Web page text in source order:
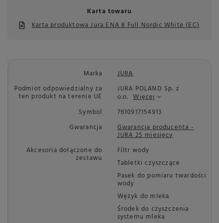
Karta towaru
Karta produktowa Jura ENA 8 Full Nordic White (EC)
Marka
JURA
Podmiot odpowiedzialny za
ten produkt na terenie UE
JURA POLAND Sp. z
o.o. Więcej
Symbol
7610917154913
Gwarancja
Gwarancja producenta -
JURA 25 miesięcy
Akcesoria dołączone do
zestawu
Filtr wody
Tabletki czyszczące
Pasek do pomiaru twardości
wody
Wężyk do mleka
Środek do czyszczenia
systemu mleka